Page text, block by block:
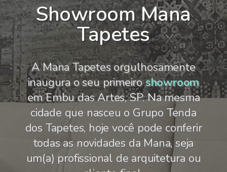
Showroom Mana
Tapetes
A Mana Tapetes orgulhosamente
inaugura o seu primeiroshowroom
em Embu das Artes, SP. Na mesma
cidade que nasceu o Grupo Tenda
dos Tapetes, hoje você pode conferir
todas as novidades da Mana, seja
um(a) profissional de arquitetura ou